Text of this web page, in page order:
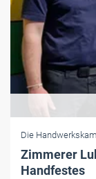
Die
Zimmerer
Handfestes